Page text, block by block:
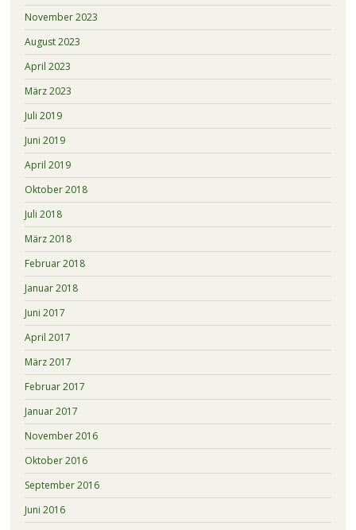
November 2023
August 2023
April 2023
März 2023
Juli 2019
Juni 2019
April 2019
Oktober 2018
Juli 2018
März 2018
Februar 2018
Januar 2018
Juni 2017
April 2017
März 2017
Februar 2017
Januar 2017
November 2016
Oktober 2016
September 2016
Juni 2016